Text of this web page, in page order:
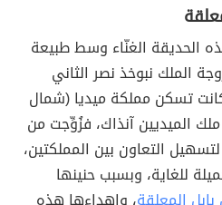
الحديقة الغنّاء وسط طبيعة
الملك نبوخذ نصر الثاني
تسكن مملكة ميديا (شمال
الميديين آنذاك، فزُوِّجت من
التعاون بين المملكتين،
للغاية، وبسبب حنينها